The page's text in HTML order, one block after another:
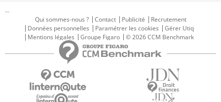
...
Qui sommes-nous ?
Contact Publicité
Recrutement
Données personnelles
Paramétrer les cookies
Gérer Utiq
Mentions légales
Groupe Figaro © 2026 CCM Benchmark